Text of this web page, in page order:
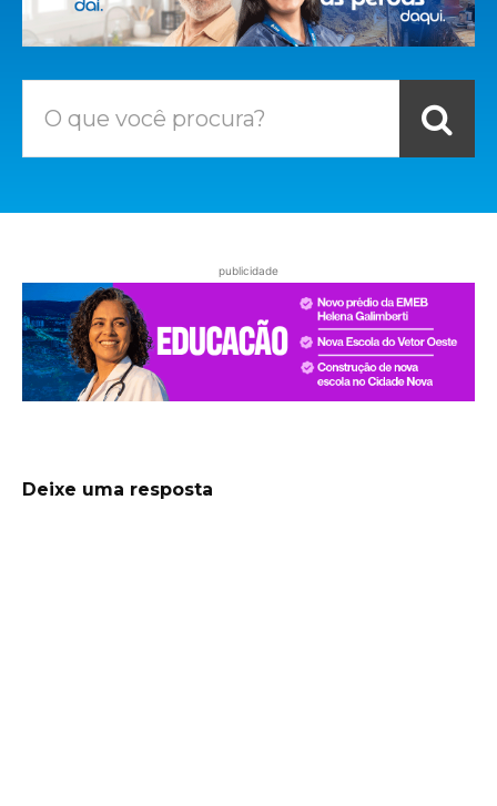
O que você procura?
publicidade
Deixe uma resposta